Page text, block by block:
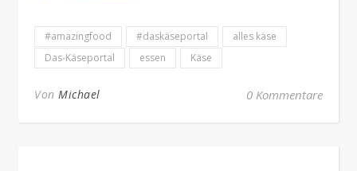
#amazingfood #daskäseportal
alles käse
Das-Käseportal
essen Käse
Von Michael 0 Kommentare